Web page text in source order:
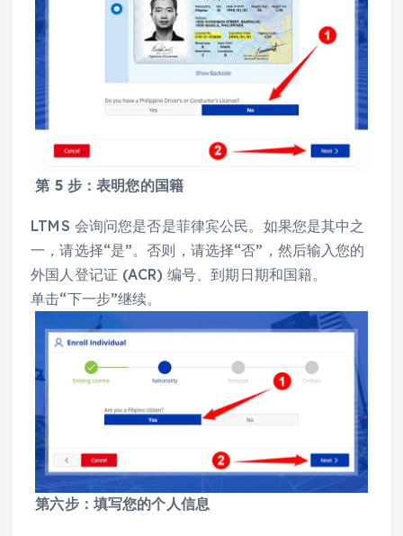
第 5 步：表明您的国籍
LTMS 会询问您是否是菲律宾公民。如果您是其中之
一，请选择“是”。否则，请选择“否”，然后输入您的
外国人登记证 (ACR) 编号、到期日期和国籍。
单击“下一步”继续。
第六步：填写您的个人信息